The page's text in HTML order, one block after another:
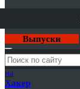
Выпуски
Годовая
подписка
на
Хакер